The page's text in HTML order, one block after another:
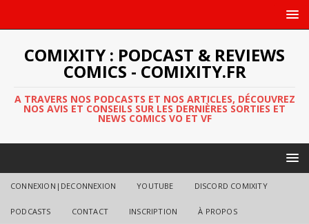
COMIXITY : PODCAST & REVIEWS
COMICS - COMIXITY.FR
A TRAVERS NOS PODCASTS ET NOS ARTICLES, DÉCOUVREZ
NOS AVIS ET CONSEILS SUR LES DERNIÈRES SORTIES ET
NEWS COMICS VO ET VF
CONNEXION|DECONNEXION YOUTUBE DISCORD COMIXITY
PODCASTS CONTACT INSCRIPTION À PROPOS